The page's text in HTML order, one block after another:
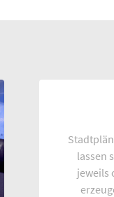
lassen
jeweils